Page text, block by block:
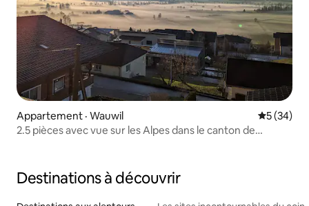
Appartement · Wauwil Note
5 (34)
2.5 pièces avec vue sur les Alpes dans le canton de
Destinations à découvrir